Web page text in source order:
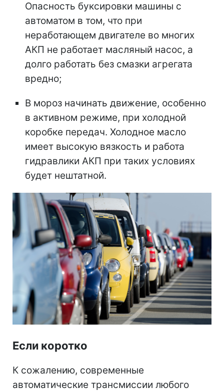
Опасность буксировки машины с
автоматом в том, что при
неработающем двигателе во многих
АКП не работает масляный насос, а
долго работать без смазки агрегата
вредно;
В мороз начинать движение, особенно
в активном режиме, при холодной
коробке передач. Холодное масло
имеет высокую вязкость и работа
гидравлики АКП при таких условиях
будет нештатной.
Если коротко
К сожалению, современные
автоматические трансмиссии любого